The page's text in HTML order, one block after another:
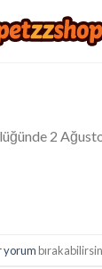
2
yorum